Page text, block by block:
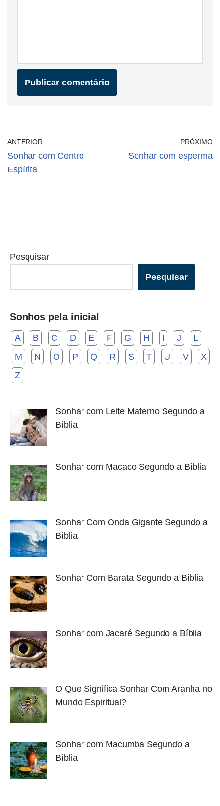
ANTERIOR
Sonhar com Centro
Espírita
PRÓXIMO
Sonhar com esperma
Pesquisar
Pesquisar
Sonhos pela inicial
A B C D E F G H I J
L
M
N O P Q R S T U V
X
Z
Sonhar com Leite Materno Segundo a
Bíblia
Sonhar com Macaco Segundo a Bíblia
Sonhar Com Onda Gigante Segundo a
Bíblia
Sonhar Com Barata Segundo a Bíblia
Sonhar com Jacaré Segundo a Bíblia
O Que Significa Sonhar Com Aranha no
Mundo Espiritual?
Sonhar com Macumba Segundo a
Bíblia